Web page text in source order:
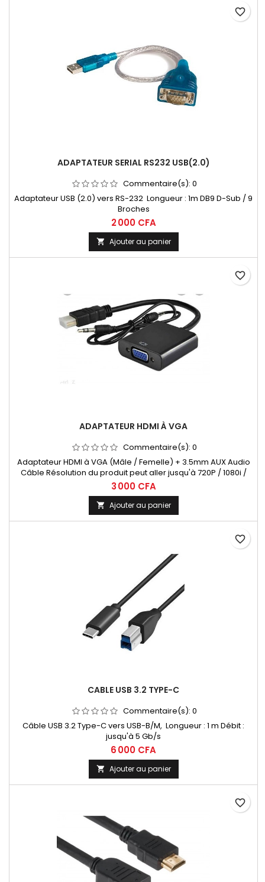
ADAPTATEUR SERIAL RS232 USB(2.0)
Commentaire(s): 0
Adaptateur USB (2.0) vers RS-232 Longueur : 1m DB9 D-Sub / 9
Broches
2 000 CFA
 Ajouter au panier
favorite_border
ADAPTATEUR HDMI À VGA
Commentaire(s): 0
Adaptateur HDMI à VGA (Mâle / Femelle) + 3.5mm AUX Audio
Câble Résolution du produit peut aller jusqu'à 720P / 1080i /
1080P
3 000 CFA
 Ajouter au panier
favorite_border
CABLE USB 3.2 TYPE-C
Commentaire(s): 0
Câble USB 3.2 Type-C vers USB-B/M, Longueur : 1 m Débit :
jusqu'à 5 Gb/s
6 000 CFA
 Ajouter au panier
favorite_border
favorite_border